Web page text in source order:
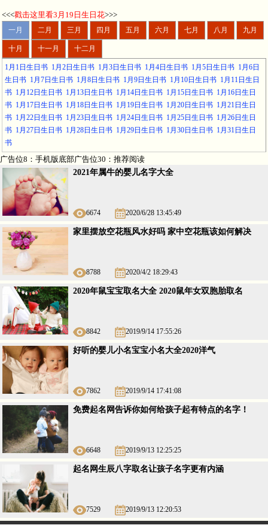
<<<戳击这里看3月19日生日花>>>
一月 二月 三月 四月 五月 六月 七月 八月 九月
十月 十一月 十二月
1月1日生日书 1月2日生日书 1月3日生日书 1月4日生日书 1月5日生日书 1月6日
生日书 1月7日生日书 1月8日生日书 1月9日生日书 1月10日生日书 1月11日生日
书 1月12日生日书 1月13日生日书 1月14日生日书 1月15日生日书 1月16日生日
书 1月17日生日书 1月18日生日书 1月19日生日书 1月20日生日书 1月21日生日
书 1月22日生日书 1月23日生日书 1月24日生日书 1月25日生日书 1月26日生日
书 1月27日生日书 1月28日生日书 1月29日生日书 1月30日生日书 1月31日生日
书
广告位8：手机版底部广告位30：推荐阅读
2021年属牛的婴儿名字大全
6674 2020/6/28 13:45:49
家里摆放空花瓶风水好吗 家中空花瓶该如何解决
8788 2020/4/2 18:29:43
2020年鼠宝宝取名大全 2020鼠年女双胞胎取名
8842 2019/9/14 17:55:26
好听的婴儿小名宝宝小名大全2020洋气
7862 2019/9/14 17:41:08
免费起名网告诉你如何给孩子起有特点的名字！
6648 2019/9/13 12:25:25
起名网生辰八字取名让孩子名字更有内涵
7529 2019/9/13 12:20:53